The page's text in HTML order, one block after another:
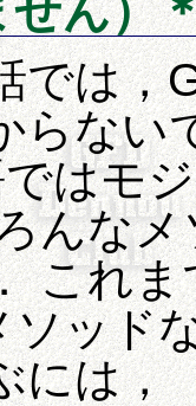
では，
らない
はモ
んな
これ
ソッド
には，